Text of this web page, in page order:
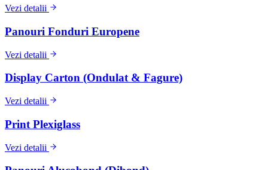
Vezi detalii
Panouri Fonduri Europene
Vezi detalii
Display Carton (Ondulat & Fagure)
Vezi detalii
Print Plexiglass
Vezi detalii